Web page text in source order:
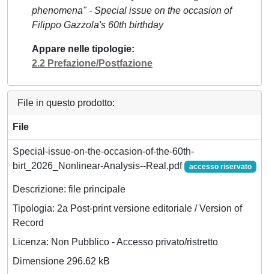
phenomena" - Special issue on the occasion of
Filippo Gazzola's 60th birthday
Appare nelle tipologie
2.2 Prefazione/Postfazione
File in questo prodotto:
File
Special-issue-on-the-occasion-of-the-60th-
birt_2026_Nonlinear-Analysis--Real.pdf
accesso riservato
Descrizione: file principale
Tipologia: 2a Post-print versione editoriale / Version of
Record
Licenza: Non Pubblico - Accesso privato/ristretto
Dimensione 296.62 kB